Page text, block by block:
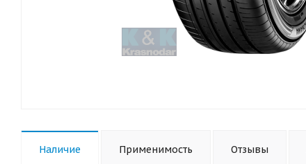
Наличие Применимость Отзывы